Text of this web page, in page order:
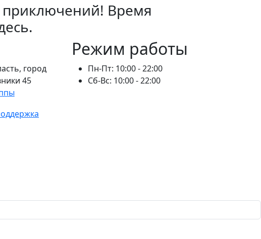
Время
город
45
Режим работы
Пн-Пт: 10:00 - 22:00
Сб-Вс: 10:00 - 22:00